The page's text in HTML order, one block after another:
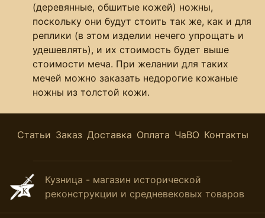
(деревянные, обшитые кожей) ножны,
поскольку они будут стоить так же, как и для
реплики (в этом изделии нечего упрощать и
удешевлять), и их стоимость будет выше
стоимости меча. При желании для таких
мечей можно заказать недорогие кожаные
ножны из толстой кожи.
Статьи Заказ Доставка Оплата ЧаВО Контакты
Кузница - магазин исторической
реконструкции и средневековых товаров